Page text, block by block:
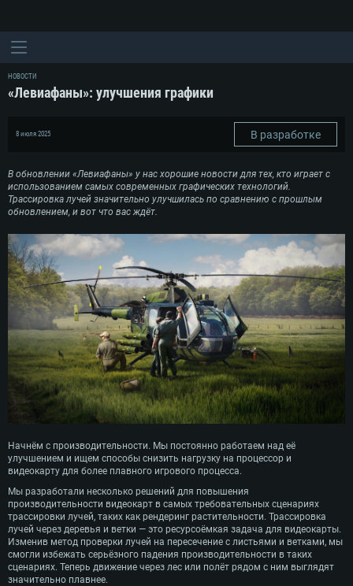
НОВОСТИ
«Левиафаны»: улучшения графики
8 июля 2025 В разработке
В обновлении «Левиафаны» у нас хорошие новости для тех, кто играет с
использованием самых современных графических технологий.
Трассировка лучей значительно улучшилась по сравнению с прошлым
обновлением, и вот что вас ждёт.
Начнём с производительности. Мы постоянно работаем над её
улучшением и ищем способы снизить нагрузку на процессор и
видеокарту для более плавного игрового процесса.
Мы разработали несколько решений для повышения
производительности видеокарт в самых требовательных сценариях
трассировки лучей, таких как рендеринг растительности. Трассировка
лучей через деревья и ветки — это ресурсоёмкая задача для видеокарты.
Изменив метод проверки лучей на пересечение с листьями и ветками, мы
смогли избежать серьёзного падения производительности в таких
сценариях. Теперь движение через лес или полёт рядом с ним выглядят
значительно плавнее.